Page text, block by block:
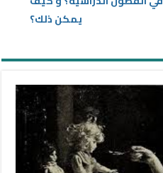
يمكن ذلك؟